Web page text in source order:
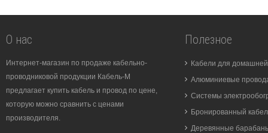
О нас
Интернет-магазин по продаже кабельно-
проводниковой продукции Кабель-М
предлагает купить кабель и провод по цене,
которую можно сравнить с ценами
производителя.
Полезное
Кабели для
Алюминиевые
Системы
Бронированный
Деревянные